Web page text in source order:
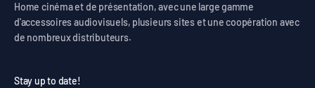
Home cinéma et de présentation, avec une large gamme
d'accessoires audiovisuels, plusieurs sites et une coopération avec
de nombreux distributeurs.
Stay up to date!